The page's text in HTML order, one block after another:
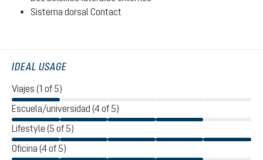
Sistema dorsal Contact
IDEAL USAGE
Viajes (1 of 5)
Escuela/universidad (4 of 5)
Lifestyle (5 of 5)
Oficina (4 of 5)